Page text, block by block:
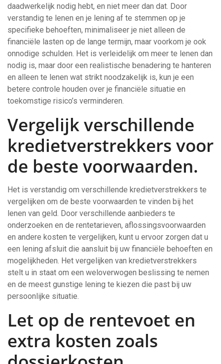
daadwerkelijk nodig hebt, en niet meer dan dat. Door
verstandig te lenen en je lening af te stemmen op je
specifieke behoeften, minimaliseer je niet alleen de
financiële lasten op de lange termijn, maar voorkom je ook
onnodige schulden. Het is verleidelijk om meer te lenen dan
nodig is, maar door een realistische benadering te hanteren
en alleen te lenen wat strikt noodzakelijk is, kun je een
betere controle houden over je financiële situatie en
toekomstige risico’s verminderen.
Vergelijk verschillende
kredietverstrekkers voor
de beste voorwaarden.
Het is verstandig om verschillende kredietverstrekkers te
vergelijken om de beste voorwaarden te vinden bij het
lenen van geld. Door verschillende aanbieders te
onderzoeken en de rentetarieven, aflossingsvoorwaarden
en andere kosten te vergelijken, kunt u ervoor zorgen dat u
een lening afsluit die aansluit bij uw financiële behoeften en
mogelijkheden. Het vergelijken van kredietverstrekkers
stelt u in staat om een weloverwogen beslissing te nemen
en de meest gunstige lening te kiezen die past bij uw
persoonlijke situatie.
Let op de rentevoet en
extra kosten zoals